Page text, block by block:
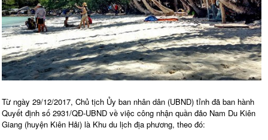
Từ ngày 29/12/2017, Chủ tịch Ủy ban nhân dân (UBND) tỉnh đã ban hành
Quyết định số 2931/QĐ-UBND về việc công nhận quần đảo Nam Du Kiên
Giang (huyện Kiên Hải) là Khu du lịch địa phương, theo đó: